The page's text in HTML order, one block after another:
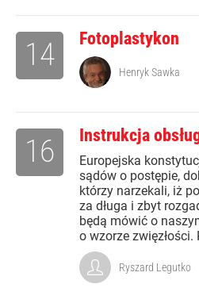
Fotoplastykon
14 Henryk Sawka
Instrukcja
Europejska
sądów o postępie,
którzy narzekali, iż
za długa i zbyt
będą mówić o
o wzorze zwięzłości.
16
Ryszard Legutko